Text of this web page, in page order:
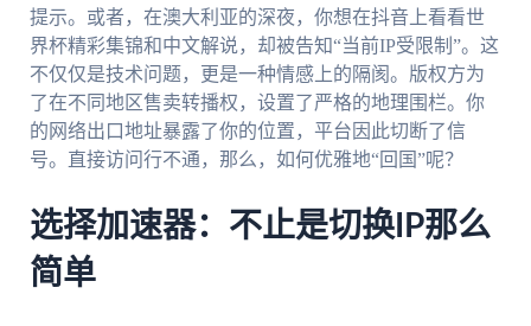
提示。或者，在澳大利亚的深夜，你想在抖音上看看世
界杯精彩集锦和中文解说，却被告知“当前IP受限制”。这
不仅仅是技术问题，更是一种情感上的隔阂。版权方为
了在不同地区售卖转播权，设置了严格的地理围栏。你
的网络出口地址暴露了你的位置，平台因此切断了信
号。直接访问行不通，那么，如何优雅地“回国”呢？
选择加速器：不止是切换IP那么
简单